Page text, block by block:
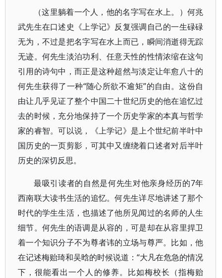
（这里躺着一个人，他的名字写在水上。）何兆
武先生在口述史《上学记》反复强调自己的一生碌碌
无为，不过是把名字写在水上而已，瞬间消逝得无踪
无迹。何先生淡泊功利、任意天性的性情浓缩在这句
引用的诗句中，而正是这种超然与淡定让年愈八十的
何先生获得了一种“随心所欲不逾矩”的自由。这份自
由让几乎见证了整个中国二十世纪历史的他在追忆过
去的时候，充分地保持了一个历史学家的本真与哲学
家的睿智。可以说，《上学记》是上个世纪前半叶中
国历史的一页剪影，可其中又缠绕着口述者对后半叶
历史的深切反思。
最吸引读者的自然是何先生对他亲身经历的7年
西南联大读书生活的追忆。何先生详尽地讲述了那个
时代的学生生活，也描述了他所见闻过的名师的人生
细节。何先生的语调是从容的，可是却在从容里捍卫
着一个知识分子不为尊者讳的立场与尊严。比如，他
在记述梅贻琦和吴晗的时候说道：“大凡在危急的情况
下，很能看出一个人的修养。比如梅校长（指梅贻